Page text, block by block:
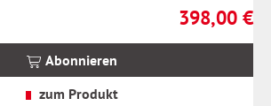
Regulärer
398,00 €
Abonnieren
zum Produkt